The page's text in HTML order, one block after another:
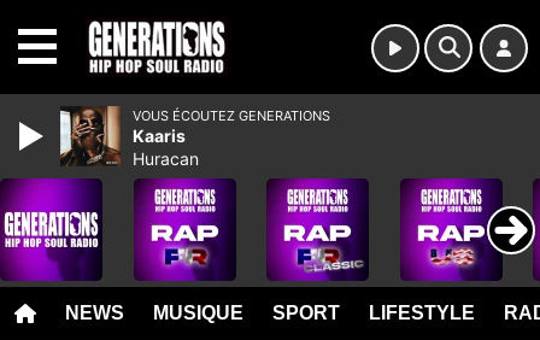
NEWS MUSIQUE SPORT LIFESTYLE
VOUS ÉCOUTEZ GENERATIONS
Kaaris
Huracan